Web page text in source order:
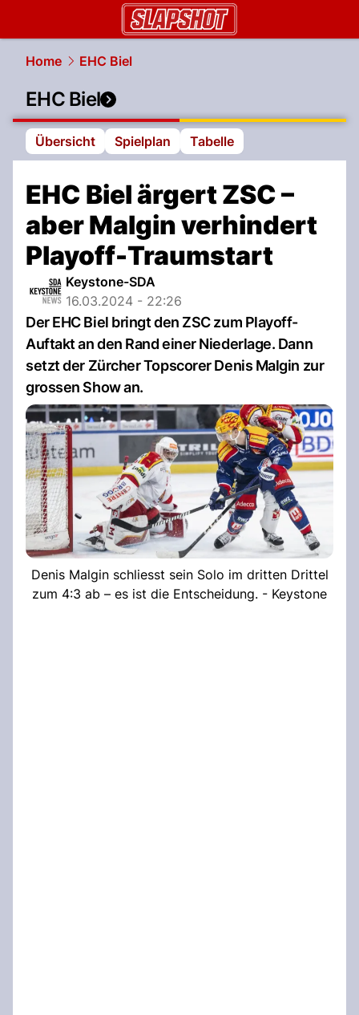
Home EHC Biel
EHC Biel
Übersicht Spielplan Tabelle
EHC Biel ärgert ZSC –
aber Malgin verhindert
Playoff-Traumstart
Keystone-SDA
16.03.2024 - 22:26
Der EHC Biel bringt den ZSC zum Playoff-
Auftakt an den Rand einer Niederlage. Dann
setzt der Zürcher Topscorer Denis Malgin zur
grossen Show an.
Denis Malgin schliesst sein Solo im dritten Drittel
zum 4:3 ab – es ist die Entscheidung. - Keystone